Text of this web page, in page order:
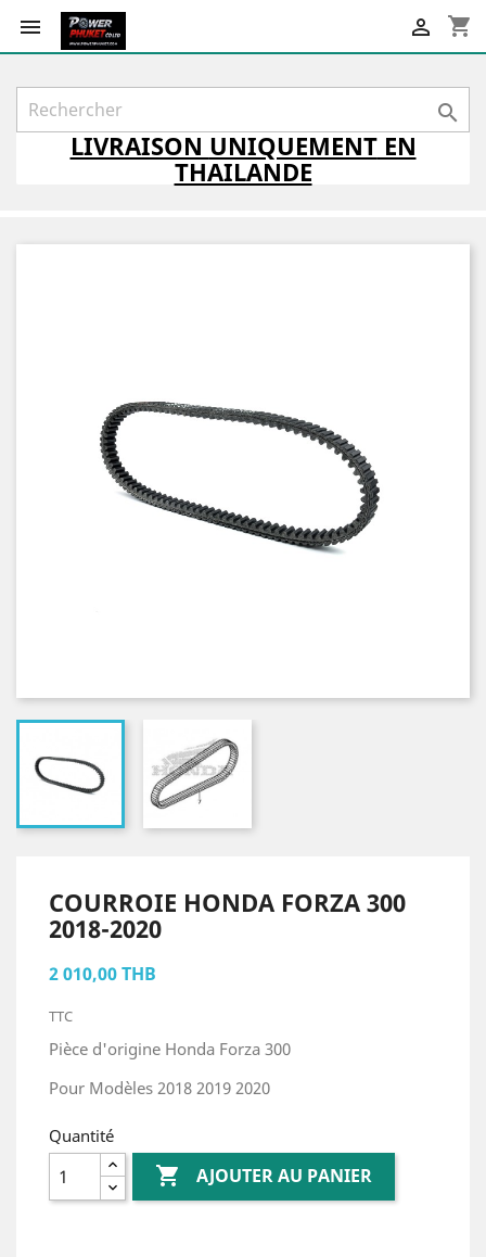
 shopping_cart


LIVRAISON UNIQUEMENTEN
THAILANDE
COURROIE HONDA FORZA 300
2018-2020
2 010,00 THB
TTC
Pièce d'origine Honda Forza 300
Pour Modèles 2018 2019 2020
Quantité
 AJOUTER AU PANIER